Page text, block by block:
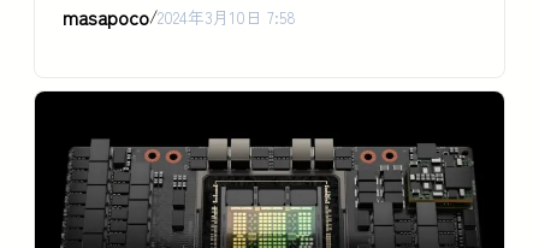
masapoco/2024年3月10日 7:58